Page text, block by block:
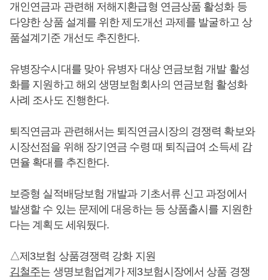
개인연금과 관련해 저해지환급형 연금상품 활성화 등
다양한 상품 설계를 위한 제도개선 과제를 발굴하고 상
품설계기준 개선도 추진한다.
유병장수시대를 맞아 유병자 대상 연금보험 개발 활성
화를 지원하고 해외 생명보험회사의 연금보험 활성화
사례 조사도 진행한다.
퇴직연금과 관련해서는 퇴직연금시장의 경쟁력 확보와
시장선점을 위해 장기연금 수령 때 퇴직급여 소득세 감
면율 확대를 추진한다.
보증형 실적배당보험 개발과 기초서류 신고 과정에서
발생할 수 있는 문제에 대응하는 등 상품출시를 지원한
다는 계획도 세워뒀다.
△제3보험 상품경쟁력 강화 지원
김철주는 생명보험업계가 제3보험시장에서 상품 경쟁